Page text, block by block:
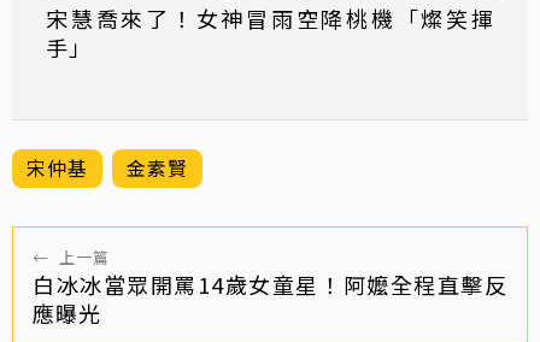
宋慧喬來了！女神冒雨空降桃機「燦笑揮
手」
宋仲基 金素賢
← 上一篇
白冰冰當眾開罵14歲女童星！阿嬤全程直擊反
應曝光